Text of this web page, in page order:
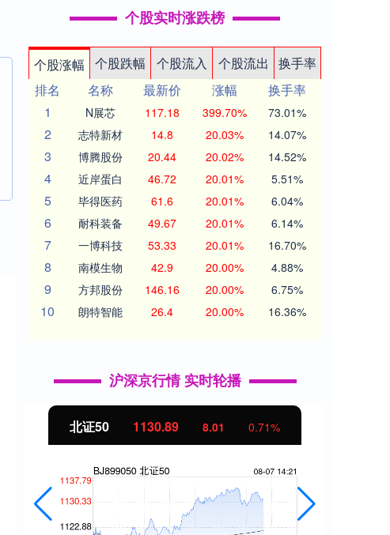
个股实时涨跌榜
个股涨幅 个股跌幅 个股流入 个股流出
换手率
排名
名称 最新价 涨幅
换手率
1
N展芯 117.18 399.70% 73.01%
2 志特新材 14.8 20.03% 14.07%
3 博腾股份 20.44 20.02% 14.52%
4 近岸蛋白 46.72 20.01% 5.51%
5 毕得医药 61.6 20.01% 6.04%
6 耐科装备 49.67 20.01% 6.14%
7 一博科技 53.33 20.01% 16.70%
8 南模生物 42.9 20.00% 4.88%
9 方邦股份 146.16 20.00% 6.75%
10 朗特智能 26.4 20.00% 16.36%
沪深京行情 实时轮播
北证50 1130.92 8.04 0.72%